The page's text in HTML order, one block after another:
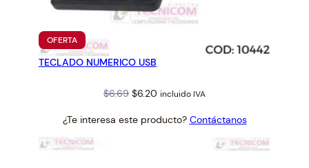
OFERTAPRODUCTO
EN
OFERTA
TECLADO NUMERICO USB
$6.69 Original
was:
$6.20 Current
is:
incluido IVA
¿Te interesa este producto? Contáctanos